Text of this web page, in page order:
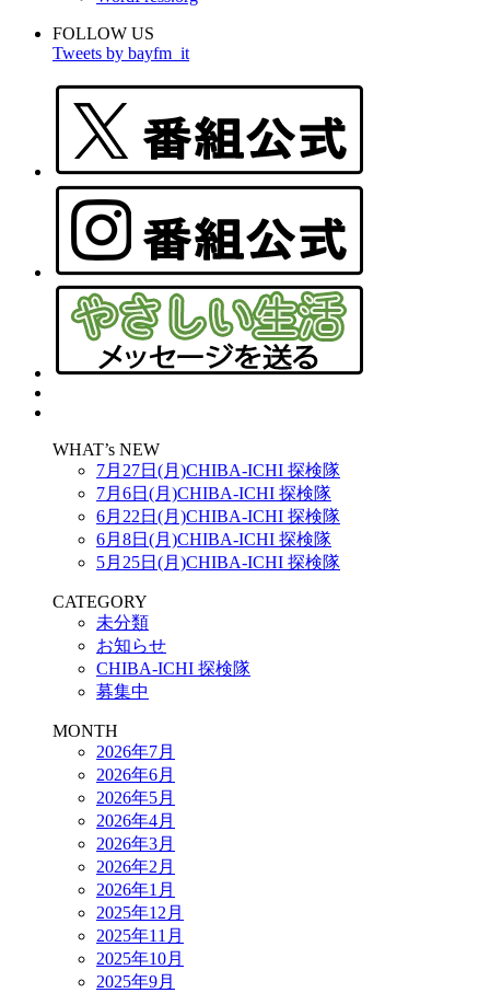
FOLLOW US
Tweets by bayfm_it
WHAT’s NEW
7月27日(月)CHIBA-ICHI 探検隊
7月6日(月)CHIBA-ICHI 探検隊
6月22日(月)CHIBA-ICHI 探検隊
6月8日(月)CHIBA-ICHI 探検隊
5月25日(月)CHIBA-ICHI 探検隊
CATEGORY
未分類
お知らせ
CHIBA-ICHI 探検隊
募集中
MONTH
2026年7月
2026年6月
2026年5月
2026年4月
2026年3月
2026年2月
2026年1月
2025年12月
2025年11月
2025年10月
2025年9月